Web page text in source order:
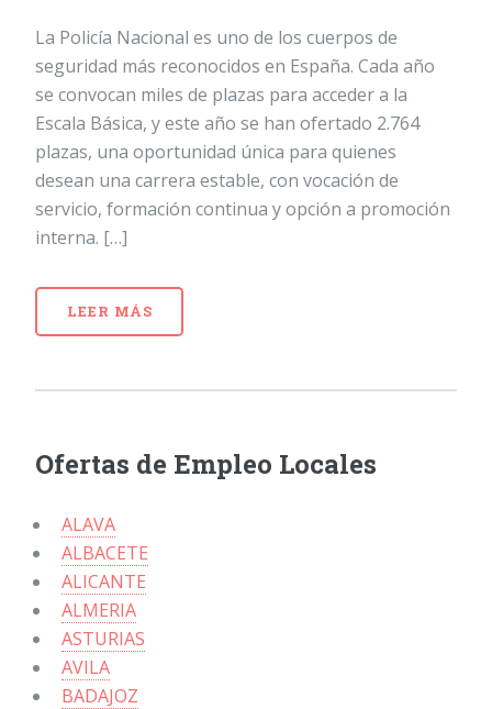
La Policía Nacional es uno de los cuerpos de
seguridad más reconocidos en España. Cada año
se convocan miles de plazas para acceder a la
Escala Básica, y este año se han ofertado 2.764
plazas, una oportunidad única para quienes
desean una carrera estable, con vocación de
servicio, formación continua y opción a promoción
interna. […]
LEER MÁS
Ofertas de Empleo Locales
ALAVA
ALBACETE
ALICANTE
ALMERIA
ASTURIAS
AVILA
BADAJOZ